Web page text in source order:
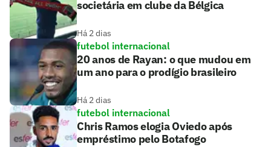
societária em clube da Bélgica
Há 2 dias
futebol internacional
20 anos de Rayan: o que mudou em
um ano para o prodígio brasileiro
Há 2 dias
futebol internacional
Chris Ramos elogia Oviedo após
empréstimo pelo Botafogo